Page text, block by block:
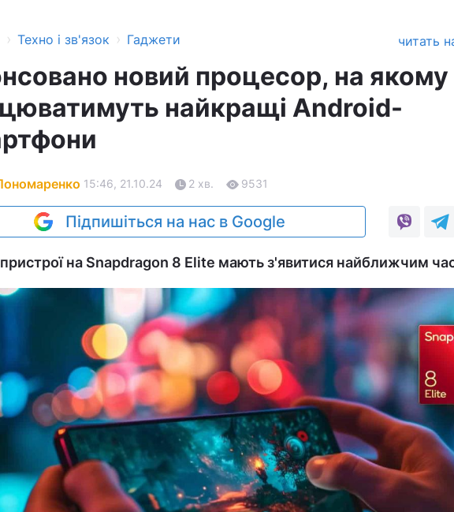
› Техно і зв'язок › Гаджети читать
новий процесор, на якому
найкращі Android-
15:46, 21.10.24 2 хв. 9531
Підпишіться на нас в Google
на Snapdragon 8 Elite мають з'явитися найближчим